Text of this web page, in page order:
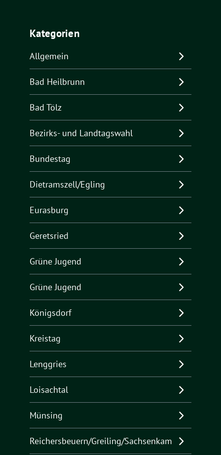
Kategorien
Allgemein
Bad Heilbrunn
Bad Tölz
Bezirks- und Landtagswahl
Bundestag
Dietramszell/Egling
Eurasburg
Geretsried
Grüne Jugend
Grüne Jugend
Königsdorf
Kreistag
Lenggries
Loisachtal
Münsing
Reichersbeuern/Greiling/Sachsenkam